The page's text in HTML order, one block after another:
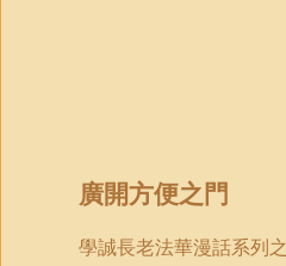
廣開方便之門
學誠長老法華漫話系列之